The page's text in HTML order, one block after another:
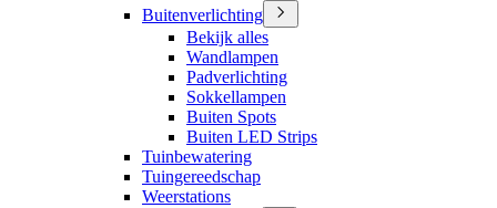
Buitenverlichting
Bekijk alles
Wandlampen
Padverlichting
Sokkellampen
Buiten Spots
Buiten LED Strips
Tuinbewatering
Tuingereedschap
Weerstations